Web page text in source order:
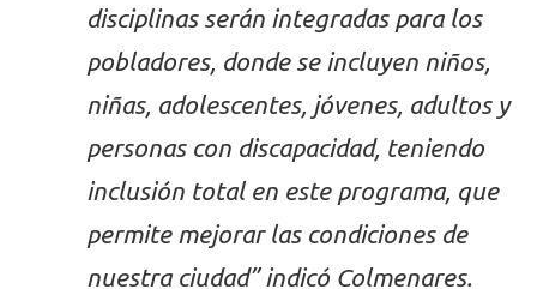
disciplinas serán integradas para los
pobladores, donde se incluyen niños,
niñas, adolescentes, jóvenes, adultos y
personas con discapacidad, teniendo
inclusión total en este programa, que
permite mejorar las condiciones de
nuestra ciudad” indicó Colmenares.